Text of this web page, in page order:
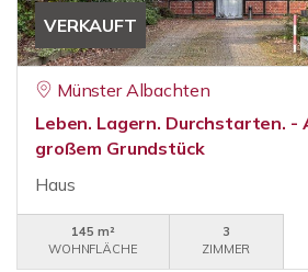
VERKAUFT
Münster Albachten
Leben. Lagern. Durchstarten. -
großem Grundstück
Haus
145 m²
WOHNFLÄCHE
3
ZIMMER